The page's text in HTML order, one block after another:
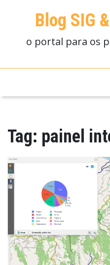
Blog SIG
o portal para os
Tag: painel